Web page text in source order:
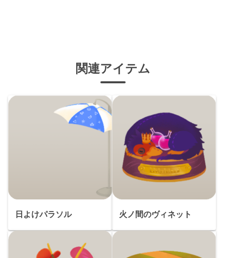
関連アイテム
日よけパラソル 火ノ間のヴィネット